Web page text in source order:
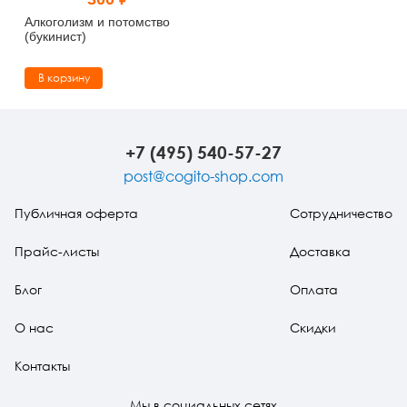
Тревожные расстройства, панические атаки
Психодрама
Психология труда и эргономика
Социальная и организационная психология
Алкоголизм и потомство
(букинист)
В корзину
+7 (495) 540-57-27
post@cogito-shop.com
Публичная оферта
Прайс-листы
Блог
О нас
Контакты
Сотрудничество
Доставка
Оплата
Скидки